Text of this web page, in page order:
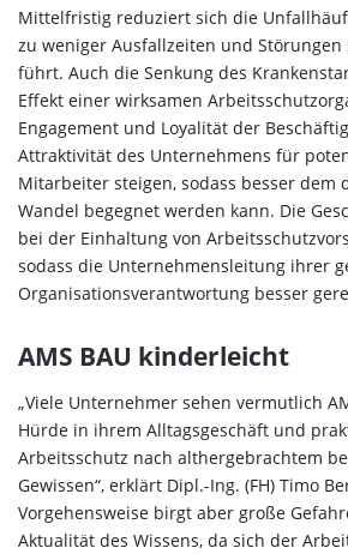
Mittelfristig reduziert sich die
zu weniger Ausfallzeiten und
führt. Auch die Senkung des
Effekt einer wirksamen
Engagement und Loyalität der
Attraktivität des Unternehmens für
Mitarbeiter steigen, sodass besser dem
Wandel begegnet werden kann. Die
bei der Einhaltung von
sodass die Unternehmensleitung ihrer
Organisationsverantwortung besser
AMS BAU kinderleicht
„Viele Unternehmer sehen vermutlich
Hürde in ihrem Alltagsgeschäft und
Arbeitsschutz nach althergebrachtem
Gewissen“, erklärt Dipl.-Ing. (FH) Timo
Vorgehensweise birgt aber große
Aktualität des Wissens, da sich der